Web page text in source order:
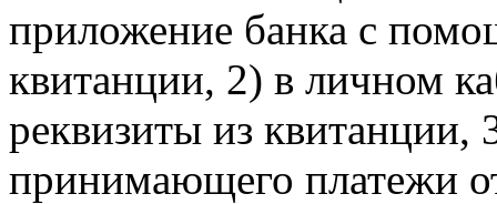
приложение банка с
квитанции, 2) в личном
реквизиты из квитанции,
принимающего платежи